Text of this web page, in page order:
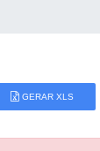
GERAR XLS